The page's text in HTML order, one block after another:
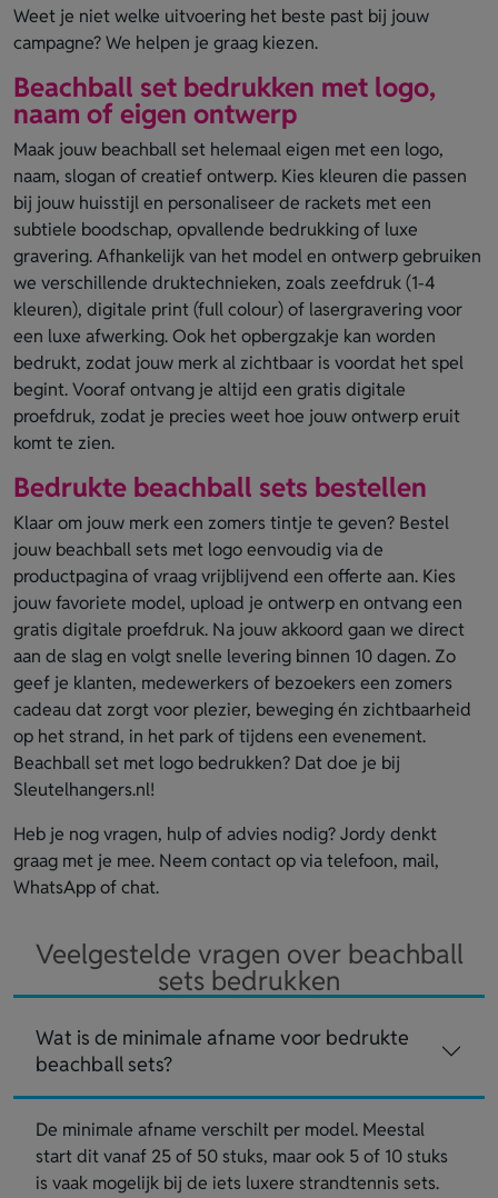
Weet je niet welke uitvoering het beste past bij jouw
campagne? We helpen je graag kiezen.
Beachball set bedrukken met logo,
naam of eigen ontwerp
Maak jouw beachball set helemaal eigen met een logo,
naam, slogan of creatief ontwerp. Kies kleuren die passen
bij jouw huisstijl en personaliseer de rackets met een
subtiele boodschap, opvallende bedrukking of luxe
gravering. Afhankelijk van het model en ontwerp gebruiken
we verschillende druktechnieken, zoals zeefdruk (1-4
kleuren), digitale print (full colour) of lasergravering voor
een luxe afwerking. Ook het opbergzakje kan worden
bedrukt, zodat jouw merk al zichtbaar is voordat het spel
begint. Vooraf ontvang je altijd een gratis digitale
proefdruk, zodat je precies weet hoe jouw ontwerp eruit
komt te zien.
Bedrukte beachball sets bestellen
Klaar om jouw merk een zomers tintje te geven? Bestel
jouw beachball sets met logo eenvoudig via de
productpagina of vraag vrijblijvend een offerte aan. Kies
jouw favoriete model, upload je ontwerp en ontvang een
gratis digitale proefdruk. Na jouw akkoord gaan we direct
aan de slag en volgt snelle levering binnen 10 dagen. Zo
geef je klanten, medewerkers of bezoekers een zomers
cadeau dat zorgt voor plezier, beweging én zichtbaarheid
op het strand, in het park of tijdens een evenement.
Beachball set met logo bedrukken? Dat doe je bij
Sleutelhangers.nl!
Heb je nog vragen, hulp of advies nodig? Jordy denkt
graag met je mee. Neem contact op via telefoon, mail,
WhatsApp of chat.
Veelgestelde vragen over beachball
sets bedrukken
Wat is de minimale afname voor bedrukte
beachball sets?
De minimale afname verschilt per model. Meestal
start dit vanaf 25 of 50 stuks, maar ook 5 of 10 stuks
is vaak mogelijk bij de iets luxere strandtennis sets.